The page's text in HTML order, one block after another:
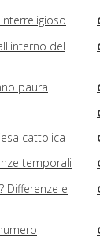
del
paura
cattolica
temporali
Differenze e